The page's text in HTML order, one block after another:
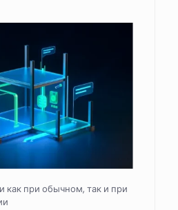
как при обычном, так и при